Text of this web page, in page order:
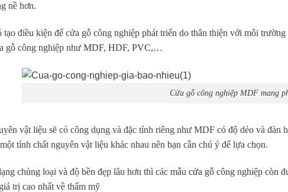
nề hơn.
điều kiện để cửa gỗ công nghiệp phát triển do thân thiện với môi
gỗ công nghiệp như MDF, HDF, PVC,…
Cửa gỗ công nghiệp MDF mang
vật liệu sẽ có công dụng và đặc tính riêng như MDF có độ dẻo và
tính chất nguyên vật liệu khác nhau nên bạn cần chú ý để lựa chọn.
chủng loại và độ bền đẹp lâu hơn thì các mẫu cửa gỗcông nghiệp còn
trị cao nhất về thẩm mỹ